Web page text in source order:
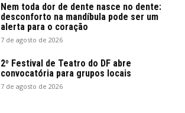
Nem toda dor de dente nasce no dente:
desconforto na mandíbula pode ser um
alerta para o coração
7 de agosto de 2026
2º Festival de Teatro do DF abre
convocatória para grupos locais
7 de agosto de 2026